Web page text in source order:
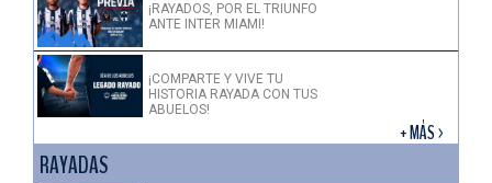
¡RAYADOS, POR EL TRIUNFO
ANTE INTER MIAMI!
¡COMPARTE Y VIVE TU
HISTORIA RAYADA CON TUS
ABUELOS!
+ MÁS >
RAYADAS